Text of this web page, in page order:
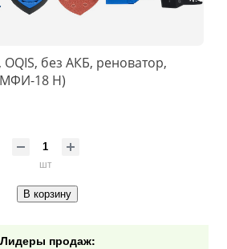
без АКБ, реноватор,
18 Н)
шт
В корзину
Лидеры продаж: